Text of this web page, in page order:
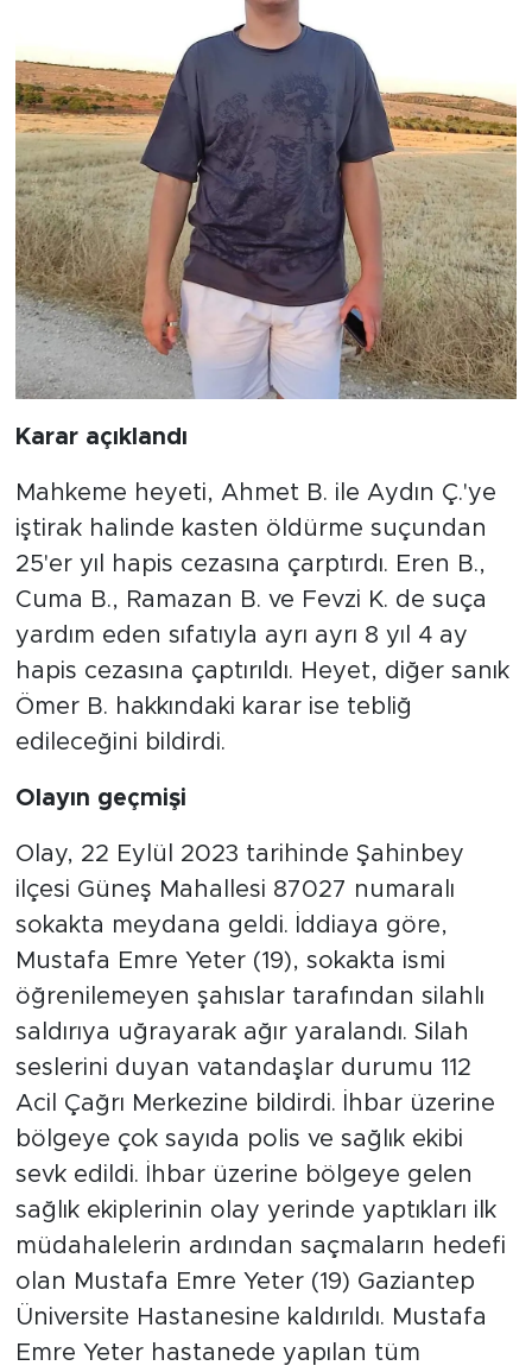
Karar açıklandı
Mahkeme heyeti, Ahmet B. ile Aydın Ç.'ye
iştirak halinde kasten öldürme suçundan
25'er yıl hapis cezasına çarptırdı. Eren B.,
Cuma B., Ramazan B. ve Fevzi K. de suça
yardım eden sıfatıyla ayrı ayrı 8 yıl 4 ay
hapis cezasına çaptırıldı. Heyet, diğer sanık
Ömer B. hakkındaki karar ise tebliğ
edileceğini bildirdi.
Olayın geçmişi
Olay, 22 Eylül 2023 tarihinde Şahinbey
ilçesi Güneş Mahallesi 87027 numaralı
sokakta meydana geldi. İddiaya göre,
Mustafa Emre Yeter (19), sokakta ismi
öğrenilemeyen şahıslar tarafından silahlı
saldırıya uğrayarak ağır yaralandı. Silah
seslerini duyan vatandaşlar durumu 112
Acil Çağrı Merkezine bildirdi. İhbar üzerine
bölgeye çok sayıda polis ve sağlık ekibi
sevk edildi. İhbar üzerine bölgeye gelen
sağlık ekiplerinin olay yerinde yaptıkları ilk
müdahalelerin ardından saçmaların hedefi
olan Mustafa Emre Yeter (19) Gaziantep
Üniversite Hastanesine kaldırıldı. Mustafa
Emre Yeter hastanede yapılan tüm